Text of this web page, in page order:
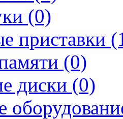
(0)
приставки
(0)
диски (0)